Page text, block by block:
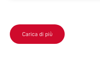
Carica di più